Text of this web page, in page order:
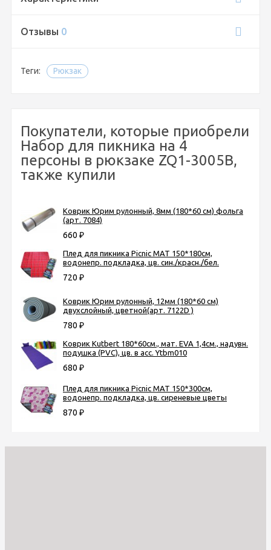
Отзывы 0
Теги: Рюкзак
Покупатели, которые приобрели
Набор для пикника на 4
персоны в рюкзаке ZQ1-3005В,
также купили
Коврик Юрим рулонный, 8мм (180*60 см) фольга
(арт. 7084)
660 ₽
Плед для пикника Picnic MAT 150*180см,
водонепр. подкладка, цв. син./красн./бел.
720 ₽
Коврик Юрим рулонный, 12мм (180*60 см)
двухслойный, цветной(арт. 7122D )
780 ₽
Коврик Kutbert 180*60см., мат. EVA 1,4см., надувн.
подушка (PVC), цв. в асс. Ytbm010
680 ₽
Плед для пикника Picnic MAT 150*300см,
водонепр. подкладка, цв. сиреневые цветы
870 ₽